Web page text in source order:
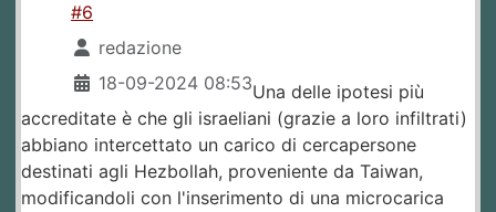
#6
redazione
18-09-2024 08:53Una delle ipotesi più
accreditate è che gli israeliani (grazie a loro infiltrati)
abbiano intercettato un carico di cercapersone
destinati agli Hezbollah, proveniente da Taiwan,
modificandoli con l'inserimento di una microcarica